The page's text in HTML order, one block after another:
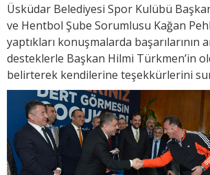
Üsküdar Belediyesi Spor Kulübü
ve Hentbol Şube Sorumlusu Kağan
yaptıkları konuşmalarda başarılarının
desteklerle Başkan Hilmi Türkmen’in
belirterek kendilerine teşekkürlerini